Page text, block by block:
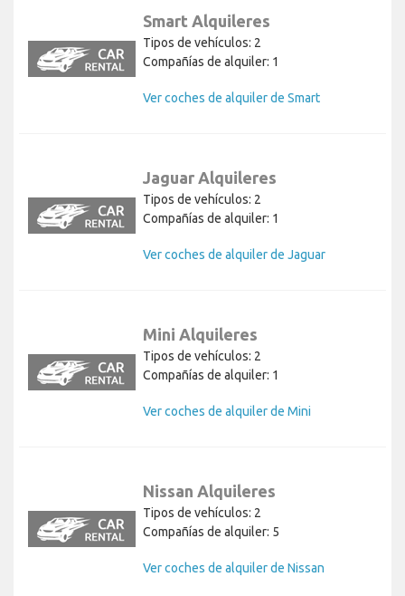
Smart Alquileres
Tipos de vehículos: 2
Compañías de alquiler: 1
Ver coches de alquiler de Smart
Jaguar Alquileres
Tipos de vehículos: 2
Compañías de alquiler: 1
Ver coches de alquiler de Jaguar
Mini Alquileres
Tipos de vehículos: 2
Compañías de alquiler: 1
Ver coches de alquiler de Mini
Nissan Alquileres
Tipos de vehículos: 2
Compañías de alquiler: 5
Ver coches de alquiler de Nissan